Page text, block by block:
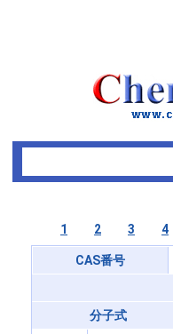
1 2 3 4
CAS番号
分子式